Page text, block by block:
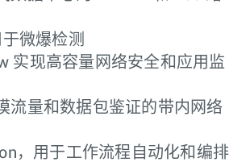
于微爆检测
实现高容量网络安全和应用监
流量和数据包鉴证的带内网络
，用于工作流程自动化和编排